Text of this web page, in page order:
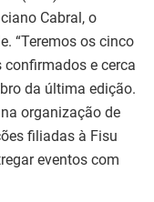
Cabral, o
“Teremos os cinco
confirmados e cerca
da última edição.
organização de
filiadas à Fisu
eventos com